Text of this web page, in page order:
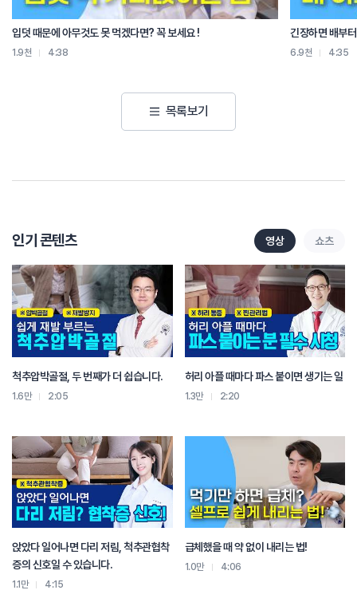
좋은 보약과 다릅니다. 초기에 통증과 불편감 들이 있을 때, 복용하시는 것이
좋습니다.
그리고 교통사고 환자분들께 추나치료, 약침치료, 침구치료도 같이 시행하고
통증을 완화하고 척추와 주변 조직의 기능을 원활하게 하는 치료법입니다.
교통사고로 인해 긴장된 근육과 기능이 떨어진 관절을 정상화 시키기 위해
교통사고환자 분들에게 시행하고 있습니다. 약침 치료는 경혈주입용 한약을
있습니다.
개인차가 큰 편 입니다. 자생치료를 통해서 증상을 관리하다가 정밀검사가 필요한
경우에는 자생한방병원에서 정밀검사를 진행할 수 있습니다. 그 결과에 따라
환자분의 치료 계획과 방법을 다시 설명드리도록 하겠습니다.
갑자기 생긴 교통사고로 많이 놀라셨을 것 같습니다. 몸도 아프시고 여러 신경 쓸
일도 생겨서 힘드실텐데 환자분의 빠른 회복을 위해 최선을 다하겠습니다.
입덧 때문에 아무것도 못 먹겠다면? 꼭 보세요 !
1.9천 4:38
긴장하면 배부
6.9천 4:35
목록보기
인기 콘텐츠 영상 쇼츠
척추압박골절, 두 번째가 더 쉽습니다.
1.6만 2:05
허리 아플 때마다 파스 붙이면 생기는 일
1.3만 2:20
앉았다 일어나면 다리 저림, 척추관협착
증의 신호일 수 있습니다.
1.1만 4:15
급체했을 때 약 없이 내리는 법!
1.0만 4:06